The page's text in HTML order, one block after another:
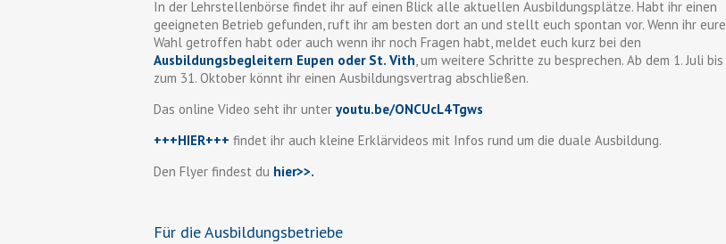
In der Lehrstellenbörse findet ihr auf einen Blick alle aktuellen Ausbildungsplätze. Habt ihr einen
geeigneten Betrieb gefunden, ruft ihr am besten dort an und stellt euch spontan vor. Wenn ihr eure
Wahl getroffen habt oder auch wenn ihr noch Fragen habt, meldet euch kurz bei den
Ausbildungsbegleitern Eupen oder St. Vith, um weitere Schritte zu besprechen. Ab dem 1. Juli bis
zum 31. Oktober könnt ihr einen Ausbildungsvertrag abschließen.
Das online Video seht ihr unter youtu.be/ONCUcL4Tgws
+++HIER+++ findet ihr auch kleine Erklärvideos mit Infos rund um die duale Ausbildung.
Den Flyer findest du hier>>.
Für die Ausbildungsbetriebe